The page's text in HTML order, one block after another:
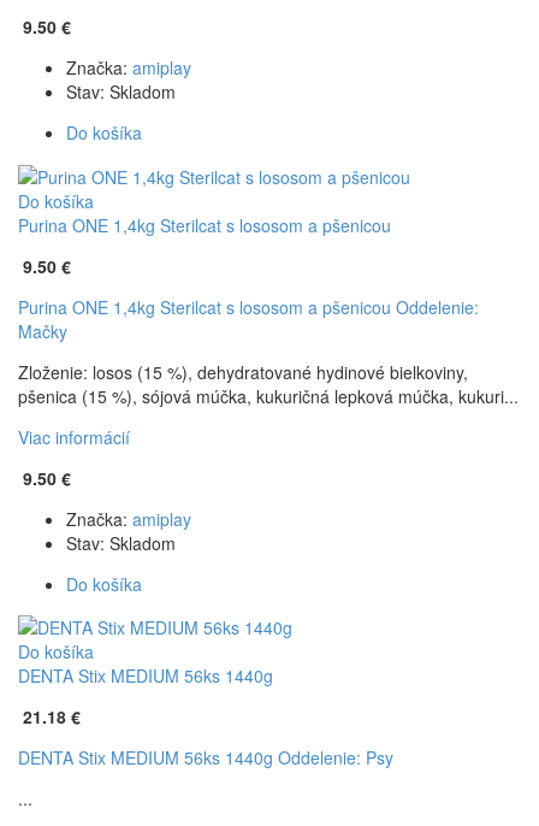
9.50 €
Značka: amiplay
Stav: Skladom
Do košíka
Do košíka
Purina ONE 1,4kg Sterilcat s lososom a pšenicou
9.50 €
Purina ONE 1,4kg Sterilcat s lososom a pšenicou Oddelenie:
Mačky
Zloženie: losos (15 %), dehydratované hydinové bielkoviny,
pšenica (15 %), sójová múčka, kukuričná lepková múčka, kukuri...
Viac informácií
9.50 €
Značka: amiplay
Stav: Skladom
Do košíka
Do košíka
DENTA Stix MEDIUM 56ks 1440g
21.18 €
DENTA Stix MEDIUM 56ks 1440g Oddelenie: Psy
...